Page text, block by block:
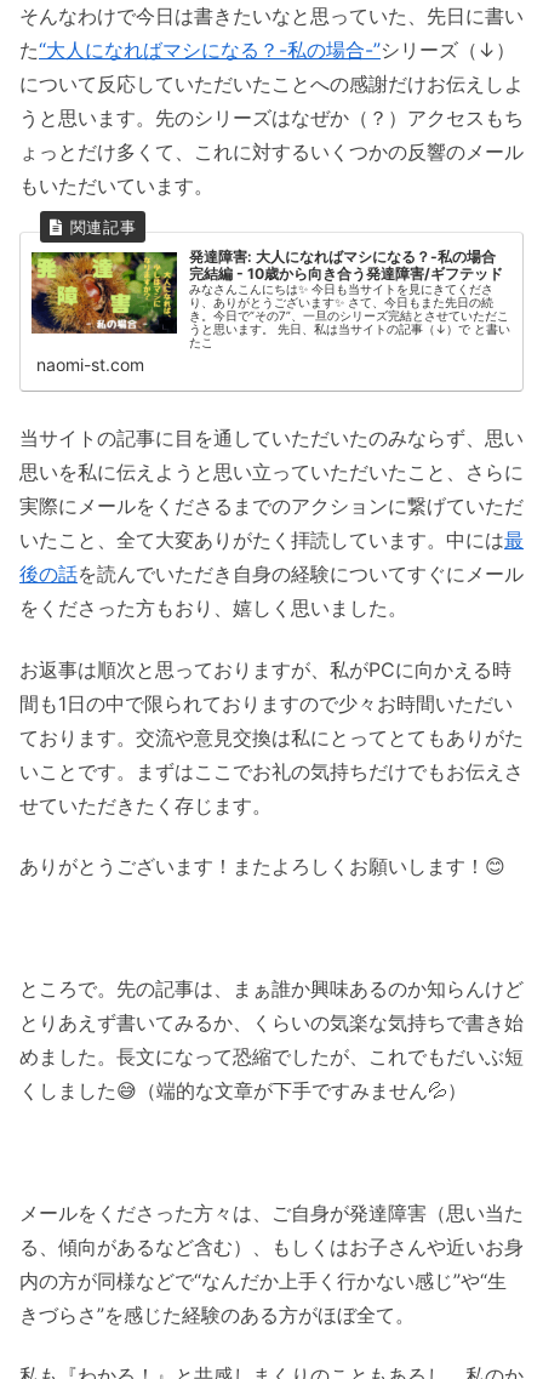
そんなわけで今日は書きたいなと思っていた、先日に書い
た“大人になればマシになる？-私の場合-”シリーズ（↓）
について反応していただいたことへの感謝だけお伝えしよ
うと思います。先のシリーズはなぜか（？）アクセスもち
ょっとだけ多くて、これに対するいくつかの反響のメール
もいただいています。
発達障害: 大人になればマシになる？-私の場合
完結編 - 10歳から向き合う発達障害/ギフテッド
みなさんこんにちは✨ 今日も当サイトを見にきてくださ
り、ありがとうございます✨ さて、今日もまた先日の続
き。今日で“その7”、一旦のシリーズ完結とさせていただこ
うと思います。 先日、私は当サイトの記事（↓）で と書い
たこ
naomi-st.com
当サイトの記事に目を通していただいたのみならず、思い
思いを私に伝えようと思い立っていただいたこと、さらに
実際にメールをくださるまでのアクションに繋げていただ
いたこと、全て大変ありがたく拝読しています。中には最
後の話を読んでいただき自身の経験についてすぐにメール
をくださった方もおり、嬉しく思いました。
お返事は順次と思っておりますが、私がPCに向かえる時
間も1日の中で限られておりますので少々お時間いただい
ております。交流や意見交換は私にとってとてもありがた
いことです。まずはここでお礼の気持ちだけでもお伝えさ
せていただきたく存じます。
ありがとうございます！またよろしくお願いします！😊
ところで。先の記事は、まぁ誰か興味あるのか知らんけど
とりあえず書いてみるか、くらいの気楽な気持ちで書き始
めました。長文になって恐縮でしたが、これでもだいぶ短
くしました😅（端的な文章が下手ですみません💦）
メールをくださった方々は、ご自身が発達障害（思い当た
る、傾向があるなど含む）、もしくはお子さんや近いお身
内の方が同様などで“なんだか上手く行かない感じ”や“生
きづらさ”を感じた経験のある方がほぼ全て。